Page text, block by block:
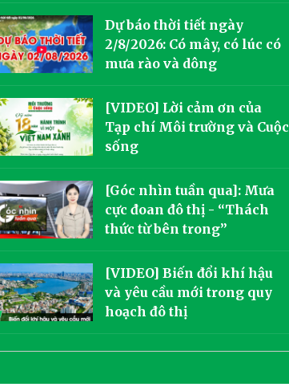
Dự báo thời tiết ngày
2/8/2026: Có mây, có lúc có
mưa rào và dông
[VIDEO] Lời cảm ơn của
Tạp chí Môi trường và Cuộc
sống
[Góc nhìn tuần qua]: Mưa
cực đoan đô thị - “Thách
thức từ bên trong”
[VIDEO] Biến đổi khí hậu
và yêu cầu mới trong quy
hoạch đô thị
Dự báo thời tiết ngày